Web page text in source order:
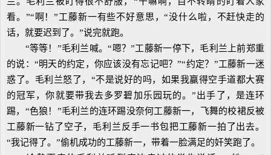
看。”“啊！”工藤新一有些不好意思，“没什么啦，不赶快走的
话，就要迟到了。”说完就跑。
“等等！”毛利兰喊。“嗯？”工藤新一停下，毛利兰上前郑重
的说：“明天的约定，你应该没有忘记吧？”“约定？”工藤新一迷
惑了。毛利兰怒了，“不是说好的吗，如果我赢得空手道都大赛
的冠军，你就要带我去多罗碧加乐园玩的。”出手了，是连环
踢，“色狼！”毛利兰的连环踢没奈何工藤新一，飞舞的校裙反被
工藤新一钻了空子，毛利兰反手一书包把工藤新一拍了出去。
“我记得了。”偷机成功的工藤新一，带着一脸满足的奸笑跑了。